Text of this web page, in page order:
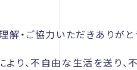
・ご協力いただきありがと
り、不自由な生活を送り、